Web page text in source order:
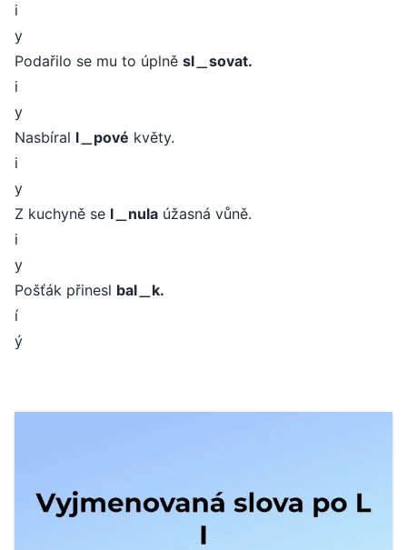
i
y
Podařilo se mu to úplně sl＿sovat.
i
y
Nasbíral l＿pové květy.
i
y
Z kuchyně se l＿nula úžasná vůně.
i
y
Pošťák přinesl bal＿k.
í
ý